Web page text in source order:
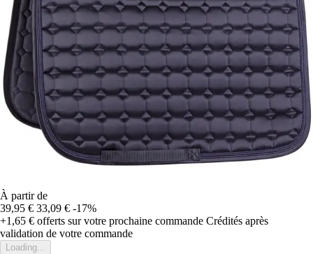
À partir de
39,95 € 33,09 € -17%
+1,65 € offerts sur votre prochaine commande Crédités après
validation de votre commande
Loading...